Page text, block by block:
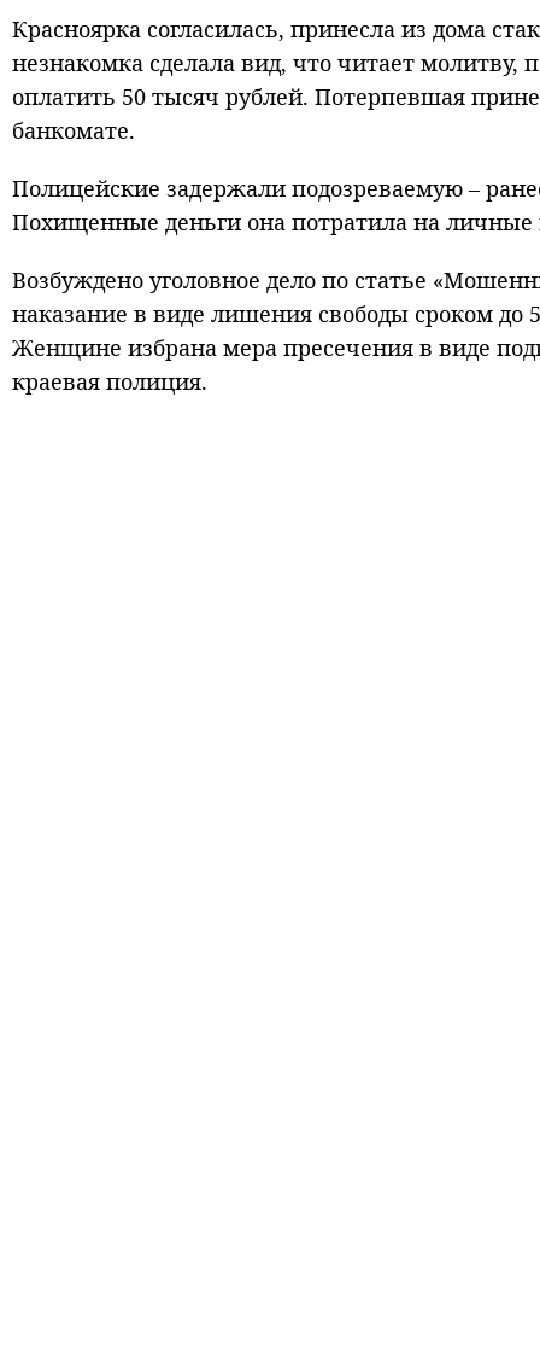
Красноярка согласилась, принесла из дома
незнакомка сделала вид, что читает молитву,
оплатить 50 тысяч рублей. Потерпевшая
банкомате.
Полицейские задержали подозреваемую –
Похищенные деньги она потратила на
Возбуждено уголовное дело по статье
наказание в виде лишения свободы сроком до
Женщине избрана мера пресечения в виде
краевая полиция.